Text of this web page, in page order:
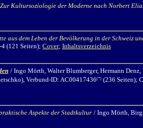
Zur Kultursoziologie der Moderne nach Norbert
aus dem Leben der Bevölkerung in der Schweiz
(121 Seiten); Cover; Inhaltsverzeichnis
/ Ingo Mörth, Walter Blumberger, Hermann
Verbund-ID: AC00417436(*) (236 Seiten);
Aspekte der Stadtkultur / Ingo Mörth,